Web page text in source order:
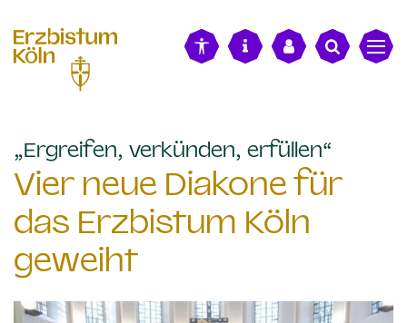
„Ergreifen, verkünden, erfüllen“
Vier neue Diakone für
das Erzbistum Köln
geweiht